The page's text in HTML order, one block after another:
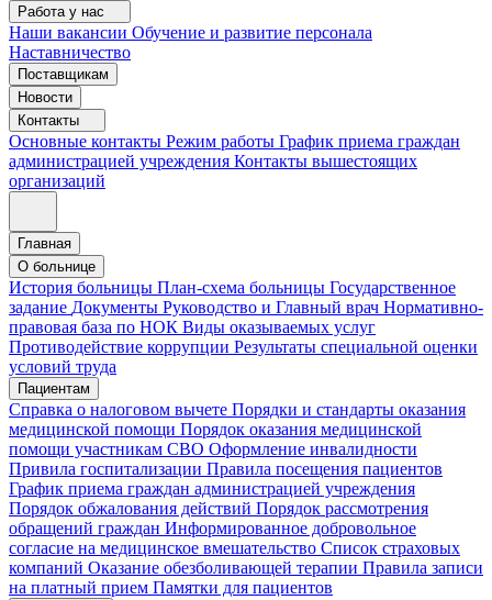
Работа у нас
Наши вакансии Обучение и развитие персонала
Наставничество
Поставщикам
Новости
Контакты
Основные контакты Режим работы График приема граждан
администрацией учреждения Контакты вышестоящих
организаций
Главная
О больнице
История больницы План-схема больницы Государственное
задание Документы Руководство и Главный врач Нормативно-
правовая база по НОК Виды оказываемых услуг
Противодействие коррупции Результаты специальной оценки
условий труда
Пациентам
Справка о налоговом вычете Порядки и стандарты оказания
медицинской помощи Порядок оказания медицинской
помощи участникам СВО Оформление инвалидности
Привила госпитализации Правила посещения пациентов
График приема граждан администрацией учреждения
Порядок обжалования действий Порядок рассмотрения
обращений граждан Информированное добровольное
согласие на медицинское вмешательство Список страховых
компаний Оказание обезболивающей терапии Правила записи
на платный прием Памятки для пациентов